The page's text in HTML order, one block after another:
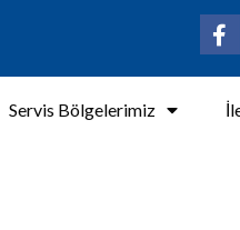
Servis Bölgelerimiz